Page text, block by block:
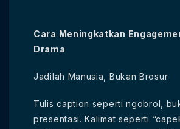
Cara Meningkatkan
Drama
Jadilah Manusia, Bukan Brosur
Tulis caption seperti ngobrol,
presentasi. Kalimat seperti